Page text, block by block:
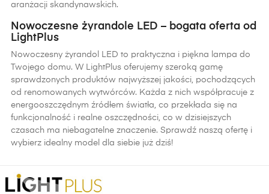
aranżacji skandynawskich.
Nowoczesne żyrandole LED – bogata oferta od
LightPlus
Nowoczesny żyrandol LED to praktyczna i piękna lampa do
Twojego domu. W LightPlus oferujemy szeroką gamę
sprawdzonych produktów najwyższej jakości, pochodzących
od renomowanych wytwórców. Każda z nich współpracuje z
energooszczędnym źródłem światła, co przekłada się na
funkcjonalność i realne oszczędności, co w dzisiejszych
czasach ma niebagatelne znaczenie. Sprawdź naszą ofertę i
wybierz idealny model dla siebie już dziś!